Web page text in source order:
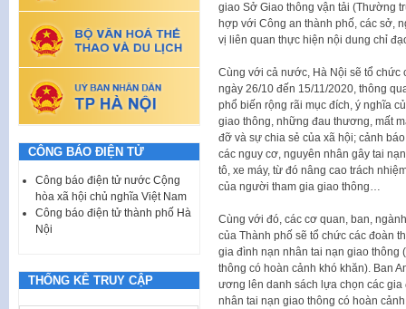
giao Sở Giao thông vận tải (Thường
hợp với Công an thành phố, các sở,
vị liên quan thực hiện nội dung chỉ
Cùng với cả nước, Hà Nội sẽ tổ chức
ngày 26/10 đến 15/11/2020, thông
phổ biến rộng rãi mục đích, ý nghĩa
giao thông, những đau thương, mất
đỡ và sự chia sẻ của xã hội; cảnh
các nguy cơ, nguyên nhân gây tai
tô, xe máy, từ đó nâng cao trách
của người tham gia giao thông…
Cùng với đó, các cơ quan, ban,
của Thành phố sẽ tổ chức các đoàn
gia đình nạn nhân tai nạn giao thông
thông có hoàn cảnh khó khăn). Ban
ương lên danh sách lựa chọn các
nhân tai nạn giao thông có hoàn
CÔNG BÁO ĐIỆN TỬ
Công báo điện tử nước Cộng
hòa xã hội chủ nghĩa Việt Nam
Công báo điện tử thành phố Hà
Nội
THỐNG KÊ TRUY CẬP